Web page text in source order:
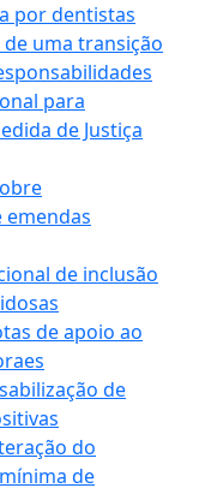
por dentistas
uma transição
para
de Justiça
emendas
de inclusão
de apoio ao
de
do
de